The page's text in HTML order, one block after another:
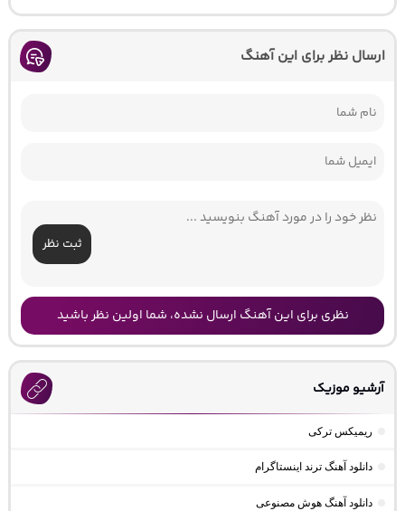
ارسال نظر برای این آهنگ
ثبت نظر
نظری برای این آهنگ ارسال نشده، شما اولین نظر باشید
آرشیو موزیک
ریمیکس ترکی
دانلود آهنگ ترند اینستاگرام
دانلود آهنگ هوش مصنوعی